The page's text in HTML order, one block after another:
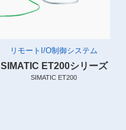
リモートI/O制御システム
SIMATIC ET200シリーズ
SIMATIC ET200